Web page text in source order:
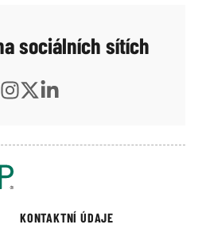
sociálních sítích
KONTAKTNÍ ÚDAJE